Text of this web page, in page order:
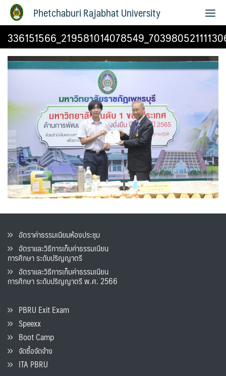
Phetchaburi Rajabhat University
อัตราค่าธรรมเนียมห้องประชุม
อัตราและวิธีการเก็บค่าธรรมเนียน
การศึกษา ระดับปริญญาตรี
อัตราและวิธีการเก็บค่าธรรมเนียน
การศึกษา ระดับปริญญาตรี พ.ศ. 2566
PBRU Exit Exam
Speexx
Boot Camp
จัดซื้อจัดจ้าง
ITA PBRU